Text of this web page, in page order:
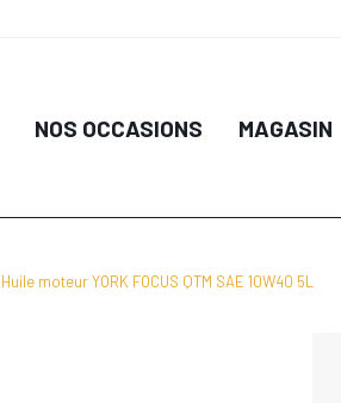
NOS OCCASIONS MAGASIN
Huile moteur YORK FOCUS QTM SAE 10W40 5L